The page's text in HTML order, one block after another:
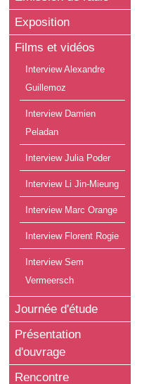
Exposition
Films et vidéos
Interview Alexandre
Guillemoz
Interview Damien
Peladan
Interview Julia Poder
Interview Li Jin-Mieung
Interview Marc Orange
Interview Florent Rogie
Interview Sem
Vermeersch
Journée d'étude
Présentation
d'ouvrage
Rencontre